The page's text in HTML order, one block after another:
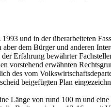
und in der überarbeiteten
dem Bürger und anderen
Erfahrung bewährter
vorstehend erwähnten
des vom
beigefügten Plan
Länge von rund 100 m und